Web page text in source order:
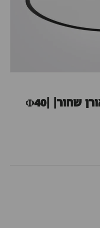
מנורת תלייה פאנל לד אורן שחור| Φ40|